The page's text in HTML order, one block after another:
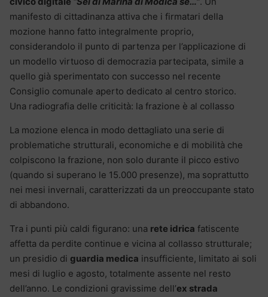
manifesto di cittadinanza attiva che i firmatari della
mozione hanno fatto integralmente proprio,
considerandolo il punto di partenza per l’applicazione di
un modello virtuoso di democrazia partecipata, simile a
quello già sperimentato con successo nel recente
Consiglio comunale aperto dedicato al centro storico.
Una radiografia delle criticità: la frazione è al collasso
La mozione elenca in modo dettagliato una serie di
problematiche strutturali, economiche e di mobilità che
colpiscono la frazione, non solo durante il picco estivo
(quando si superano le 15.000 presenze), ma soprattutto
nei mesi invernali, caratterizzati da un preoccupante stato
di abbandono.
Tra i punti più caldi figurano: una rete idrica fatiscente
affetta da perdite continue e vicina al collasso strutturale;
un presidio di guardia medica insufficiente, limitato ai soli
mesi di luglio e agosto, totalmente assente nel resto
dell’anno. Le condizioni gravissime dell’ex strada